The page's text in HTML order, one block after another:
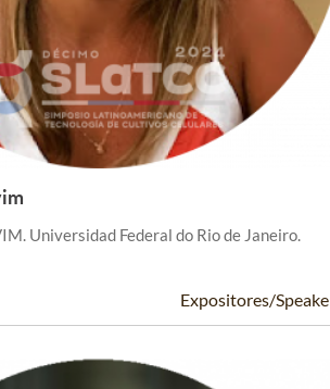
Universidad Federal do Rio de Janeiro.
Expositores/